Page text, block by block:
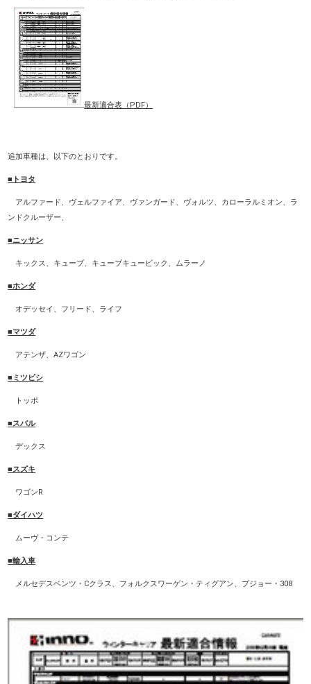
最新適合表（PDF）
追加車種は、以下のとおりです。
■トヨタ
アルファード、ヴェルファイア、ヴァンガード、ヴォルツ、カローラルミオン、ラ
ンドクルーザー、
■ニッサン
キックス、キューブ、キューブキュービック、ムラーノ
■ホンダ
オデッセイ、フリード、ライフ
■マツダ
アテンザ、AZワゴン
■ミツビシ
トッポ
■スバル
デックス
■スズキ
ワゴンR
■ダイハツ
ムーヴ・コンテ
■輸入車
メルセデスベンツ・Cクラス、フォルクスワーゲン・ティグアン、プジョー・308